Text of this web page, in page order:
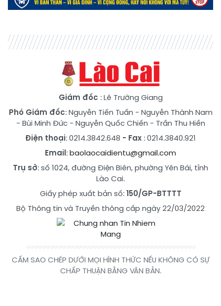
Giám đốc : Lê Trường Giang
Phó Giám đốc:Nguyễn Tiến Tuấn - Nguyễn Thành Nam
- Bùi Minh Đức- Nguyễn Quốc Chiến - Trần Thu Hiền
Điện thoại: 0214.3842.648 - Fax : 0214.3840.921
Email:baolaocaidientu@gmail.com
Trụ sở: số 1024, đường Điện Biên, phường Yên Bái, tỉnh
Lào Cai.
Giấy phép xuất bản số:150/GP-BTTTT
Bộ Thông tin và Truyền thông cấp ngày 22/03/2022
CẤM SAO CHÉP DƯỚI MỌI HÌNH THỨC NẾU KHÔNG CÓ SỰ
CHẤP THUẬN BẰNG VĂN BẢN.